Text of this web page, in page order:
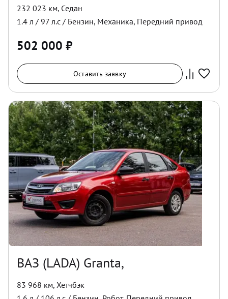
232 023 км, Седан
1.4 л / 97 л.с / Бензин, Механика, Передний привод
502 000 ₽
Оставить заявку
ВАЗ (LADA) Granta,
83 968 км, Хетчбэк